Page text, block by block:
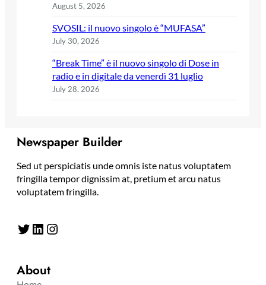
August 5, 2026
SVOSIL: il nuovo singolo è “MUFASA”
July 30, 2026
“Break Time” è il nuovo singolo di Dose in
radio e in digitale da venerdì 31 luglio
July 28, 2026
Newspaper Builder
Sed ut perspiciatis unde omnis iste natus voluptatem
fringilla tempor dignissim at, pretium et arcu natus
voluptatem fringilla.
Twitter LinkedIn Instagram
About